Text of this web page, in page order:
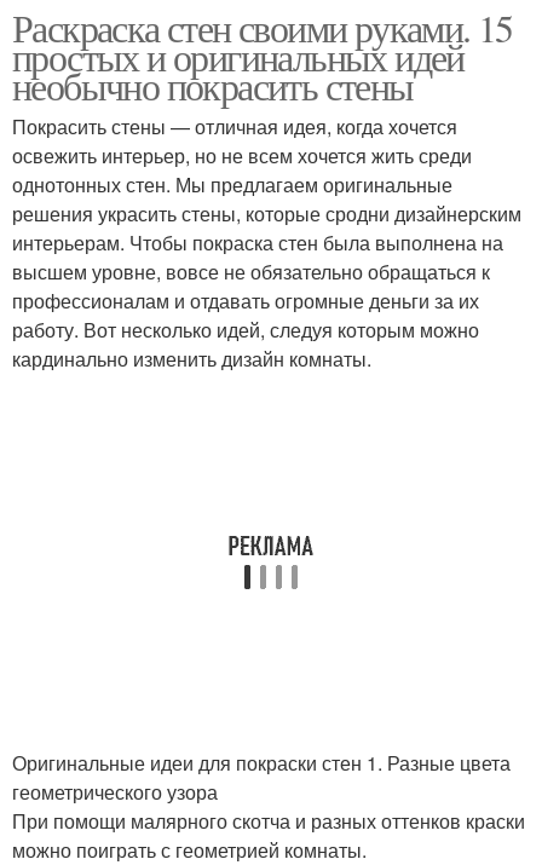
Краски для росписи
Кисти для настенной
росписи
Узоры на стенах Рисунки на стенах
Стен к раскраске Живопись на стенах
Раскраска стен своими руками. 15
простых и оригинальных идей
необычно покрасить стены
Покрасить стены — отличная идея, когда хочется
освежить интерьер, но не всем хочется жить среди
однотонных стен. Мы предлагаем оригинальные
решения украсить стены, которые сродни дизайнерским
интерьерам. Чтобы покраска стен была выполнена на
высшем уровне, вовсе не обязательно обращаться к
профессионалам и отдавать огромные деньги за их
работу. Вот несколько идей, следуя которым можно
кардинально изменить дизайн комнаты.
Оригинальные идеи для покраски стен 1. Разные цвета
геометрического узора
При помощи малярного скотча и разных оттенков краски
можно поиграть с геометрией комнаты.